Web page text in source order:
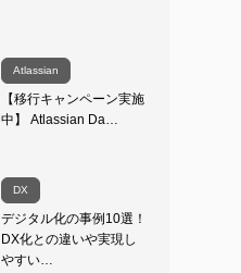
Atlassian
【移行キャンペーン実施
中】 Atlassian Da…
DX
デジタル化の事例10選！
DX化との違いや実現し
やすい…